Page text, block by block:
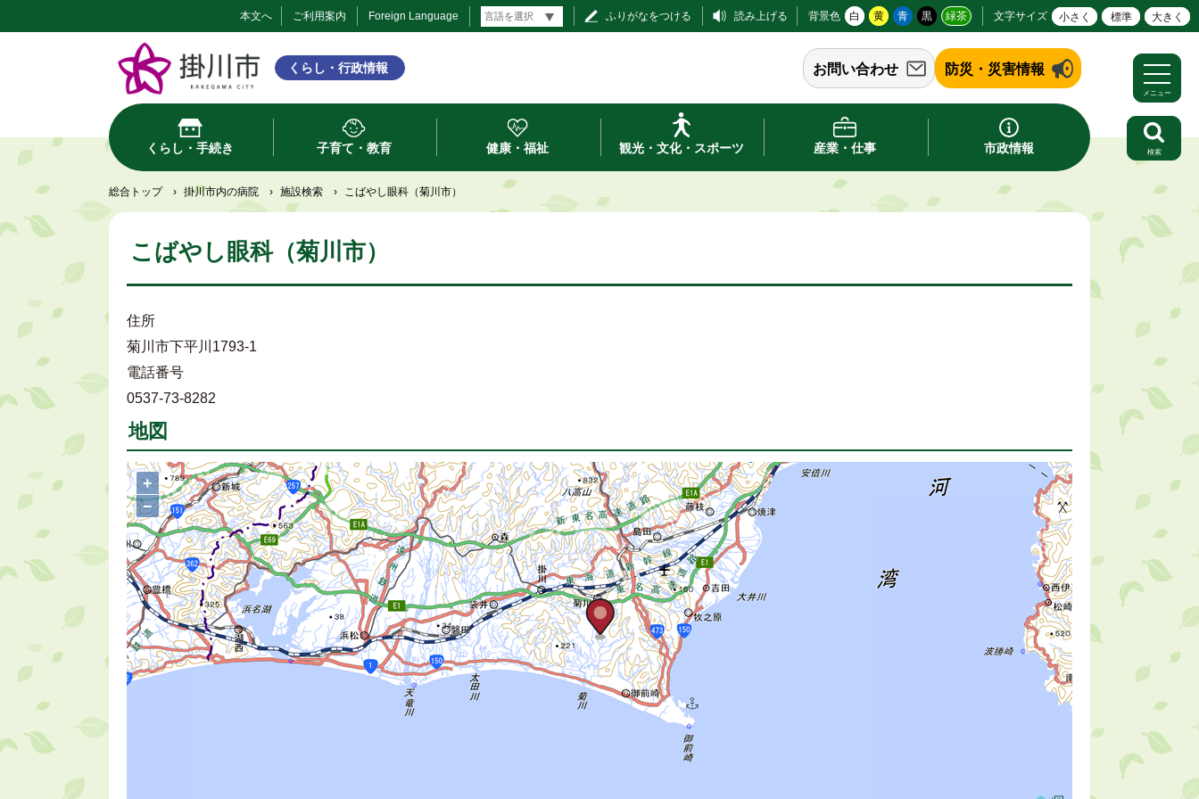
本文へ ご利用案内 Foreign Language ふりがなをつける 読み上げる 背景色 白 黄 青 黒 緑茶 文字サイズ 小さく 標準 大きく
くらし・行政情報 お問い合わせ 防災・災害情報
くらし・手続き 子育て・教育 健康・福祉 観光・文化・スポーツ 産業・仕事 市政情報
メニュー
検索
総合トップ › 掛川市内の病院 › 施設検索 › こばやし眼科（菊川市）
こばやし眼科（菊川市）
住所
菊川市下平川1793-1
電話番号
0537-73-8282
地図
+
−